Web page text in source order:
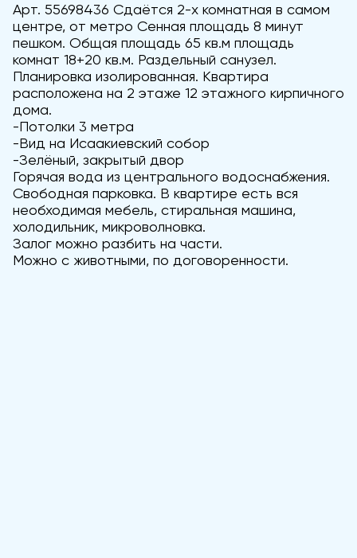
Арт. 55698436 Сдаётся 2-х комнатная в самом
центре, от метро Сенная площадь 8 минут
пешком. Общая площадь 65 кв.м площадь
комнат 18+20 кв.м. Раздельный санузел.
Планировка изолированная. Квартира
расположена на 2 этаже 12 этажного кирпичного
дома.
-Потолки 3 метра
-Вид на Исаакиевский собор
-Зелёный, закрытый двор
Горячая вода из центрального водоснабжения.
Свободная парковка. В квартире есть вся
необходимая мебель, стиральная машина,
холодильник, микроволновка.
Залог можно разбить на части.
Можно с животными, по договоренности.